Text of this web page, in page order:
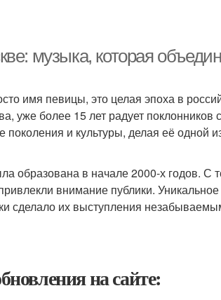
музыка, которая
имя певицы, это целая эпоха в
уже более 15 лет радует
поколения и культуры, делая её одной
образована в начале 2000-х годов. С
внимание публики.
сделало их выступления
на сайте: